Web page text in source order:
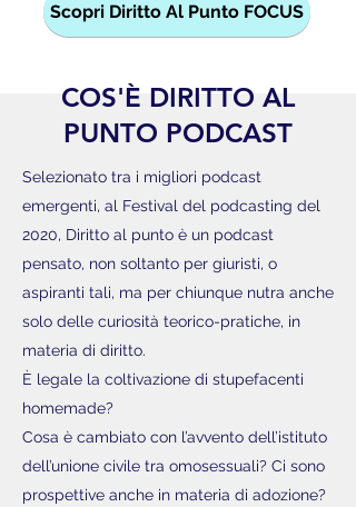
Scopri Diritto Al Punto FOCUS
COS'È DIRITTO AL
PUNTO PODCAST
Selezionato tra i migliori podcast
emergenti, al Festival del podcasting del
2020, Diritto al punto è un podcast
pensato, non soltanto per giuristi, o
aspiranti tali, ma per chiunque nutra anche
solo delle curiosità teorico-pratiche, in
materia di diritto.
È legale la coltivazione di stupefacenti
homemade?
Cosa è cambiato con l’avvento dell’istituto
dell’unione civile tra omosessuali? Ci sono
prospettive anche in materia di adozione?